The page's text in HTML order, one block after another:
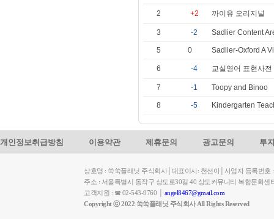
2 +2 까이유 오리지널
3 -2 Sadlier Content
5 0 Sadlier-Oxford A
6 -4 교실영어 표현사전
7 -1 Toopy and Binoo
8 -5 Kindergarten
개인정보취급방침 이용약관 제휴문의 광고문의 투
상호명 : 쑥쑥플래닛 주식회사│대표이사: 천선아│사업자 등록번호
주소 : 서울특별시 동작구 상도로30길 40 상도커뮤니티 복합문화
고객지원 : ☎ 02-543-9760 │ angel8467@gmail.com
Copyright ⓒ 2022 쑥쑥플래닛 주식회사 All Rights Reserved